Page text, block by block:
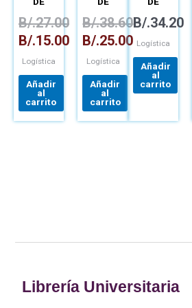
PRODUCCIÓN
CADENA
SUMINISTROS
B/.27.00
B/.15.00
Logística
Añadir
al
carrito
B/.38.60
B/.25.00
Logística
Añadir
al
carrito
PRODUCCIÓN
CADENA
SUMINISTRO
B/.34.20
Logística
Añadir
al
carrito
Librería Universitaria